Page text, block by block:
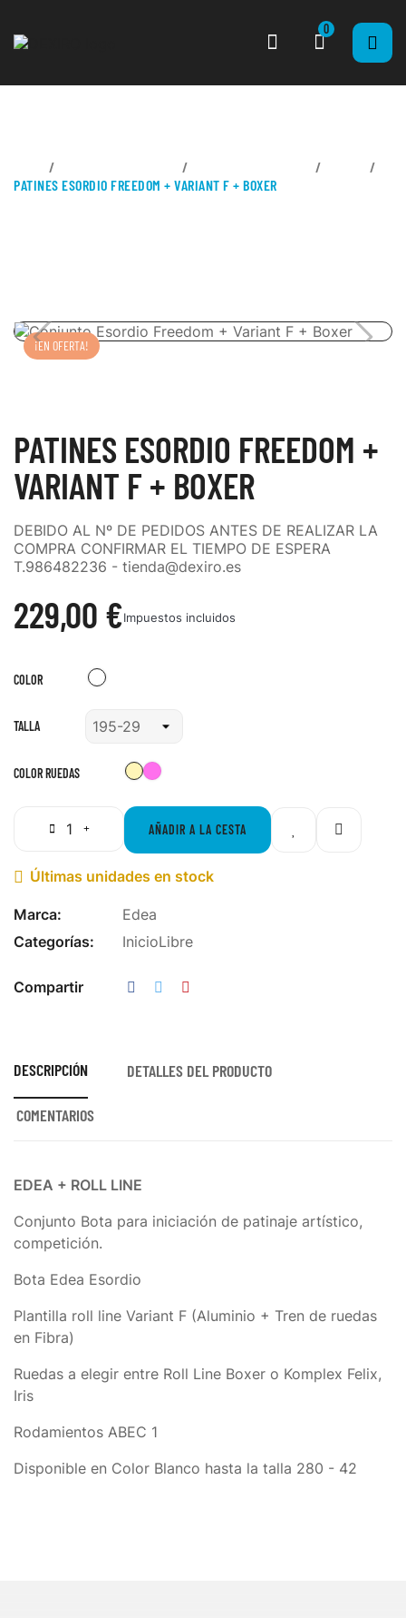
0
PATINES ESORDIO FREEDOM + VARIANT F + BOXER
¡EN OFERTA!
PATINES ESORDIO FREEDOM +
VARIANT F + BOXER
DEBIDO AL Nº DE PEDIDOS ANTES DE REALIZAR LA
COMPRA CONFIRMAR EL TIEMPO DE ESPERA
T.986482236 - tienda@dexiro.es
229,00 €Impuestos incluidos
COLOR Blanco
TALLA
COLOR RUEDAS
BoxerBoxer
AÑADIR A LA CESTA
 Últimas unidades en stock
Marca:
Edea
Categorías:
InicioLibre
Compartir
DESCRIPCIÓN DETALLES DEL PRODUCTO
COMENTARIOS
EDEA + ROLL LINE
Conjunto Bota para iniciación de patinaje artístico,
competición.
Bota Edea Esordio
Plantilla roll line Variant F (Aluminio + Tren de ruedas
en Fibra)
Ruedas a elegir entre Roll Line Boxer o Komplex Felix,
Iris
Rodamientos ABEC 1
Disponible en Color Blanco hasta la talla 280 - 42